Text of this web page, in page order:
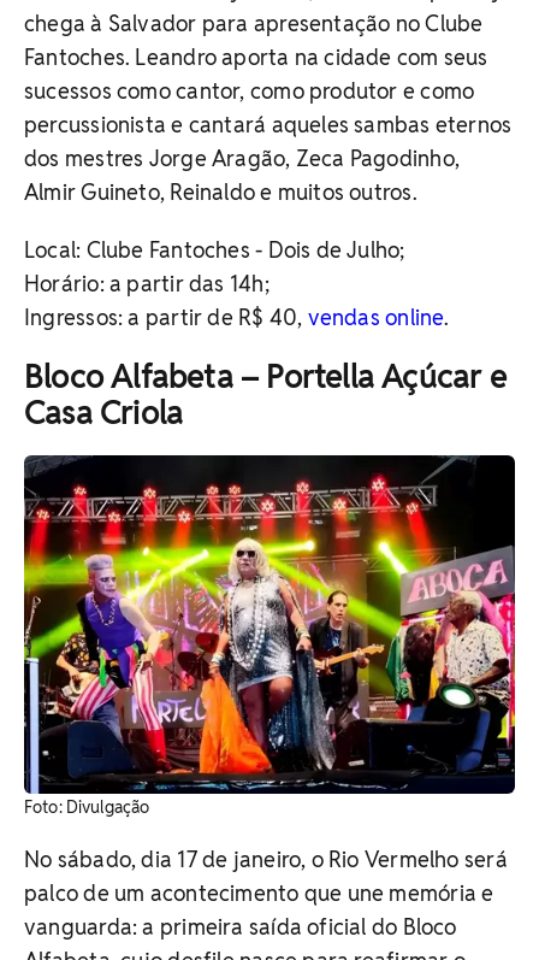
chega à Salvador para apresentação no Clube
Fantoches. Leandro aporta na cidade com seus
sucessos como cantor, como produtor e como
percussionista e cantará aqueles sambas eternos
dos mestres Jorge Aragão, Zeca Pagodinho,
Almir Guineto, Reinaldo e muitos outros.
Local: Clube Fantoches - Dois de Julho;
Horário: a partir das 14h;
Ingressos: a partir de R$ 40, vendas online.
Bloco Alfabeta – Portella Açúcar e
Casa Criola
Foto: Divulgação
No sábado, dia 17 de janeiro, o Rio Vermelho será
palco de um acontecimento que une memória e
vanguarda: a primeira saída oficial do Bloco